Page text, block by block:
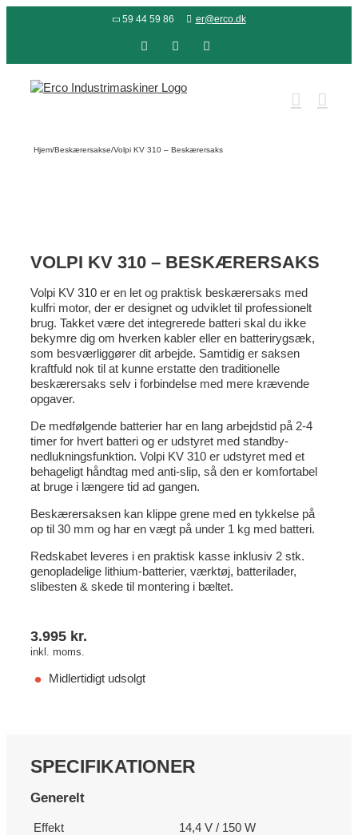
59 44 59 86 er@erco.dk
FacebookLinkedInYouTube
Hjem/Beskærersakse/Volpi KV 310 – Beskærersaks
VOLPI KV 310 – BESKÆRERSAKS
Volpi KV 310 er en let og praktisk beskærersaks med
kulfri motor, der er designet og udviklet til professionelt
brug. Takket være det integrerede batteri skal du ikke
bekymre dig om hverken kabler eller en batterirygsæk,
som besværliggører dit arbejde. Samtidig er saksen
kraftfuld nok til at kunne erstatte den traditionelle
beskærersaks selv i forbindelse med mere krævende
opgaver.
De medfølgende batterier har en lang arbejdstid på 2-4
timer for hvert batteri og er udstyret med standby-
nedlukningsfunktion. Volpi KV 310 er udstyret med et
behageligt håndtag med anti-slip, så den er komfortabel
at bruge i længere tid ad gangen.
Beskærersaksen kan klippe grene med en tykkelse på
op til 30 mm og har en vægt på under 1 kg med batteri.
Redskabet leveres i en praktisk kasse inklusiv 2 stk.
genopladelige lithium-batterier, værktøj, batterilader,
slibesten & skede til montering i bæltet.
3.995 kr.
inkl. moms.
Midlertidigt udsolgt
SPECIFIKATIONER
Generelt
Effekt
14,4 V / 150 W